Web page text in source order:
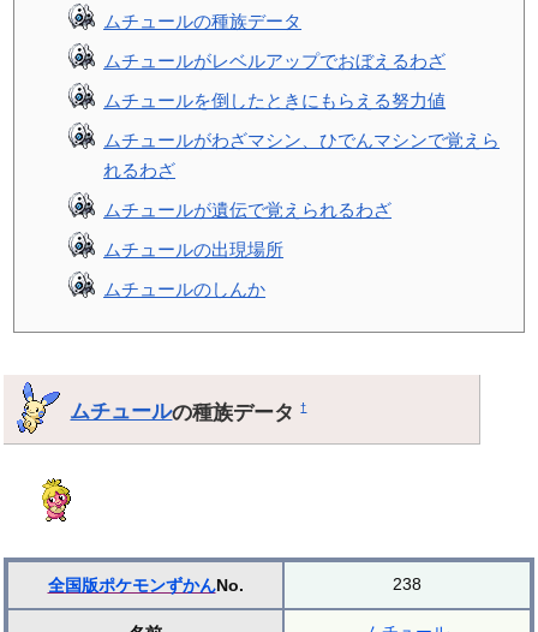
ムチュールの種族データ
ムチュールがレベルアップでおぼえるわざ
ムチュールを倒したときにもらえる努力値
ムチュールがわざマシン、ひでんマシンで覚えら
れるわざ
ムチュールが遺伝で覚えられるわざ
ムチュールの出現場所
ムチュールのしんか
ムチュールの種族データ†
全国版ポケモンずかんNo. 238